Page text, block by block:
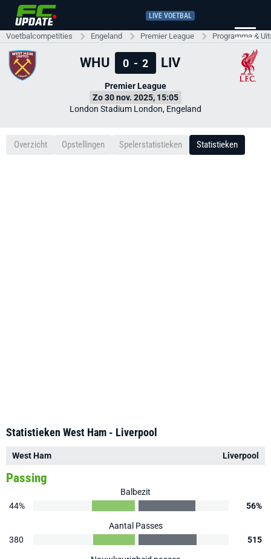
LIVE VOETBAL
Voetbalcompetities Engeland Premier League Programma &
WHU 0 - 2 LIV
Premier League
Zo 30 nov. 2025, 15:05
London Stadium London, Engeland
Overzicht Opstellingen Spelerstatistieken Statistieken
Statistieken West Ham - Liverpool
West Ham Liverpool
Passing
Balbezit
44%
56%
Aantal Passes
380
515